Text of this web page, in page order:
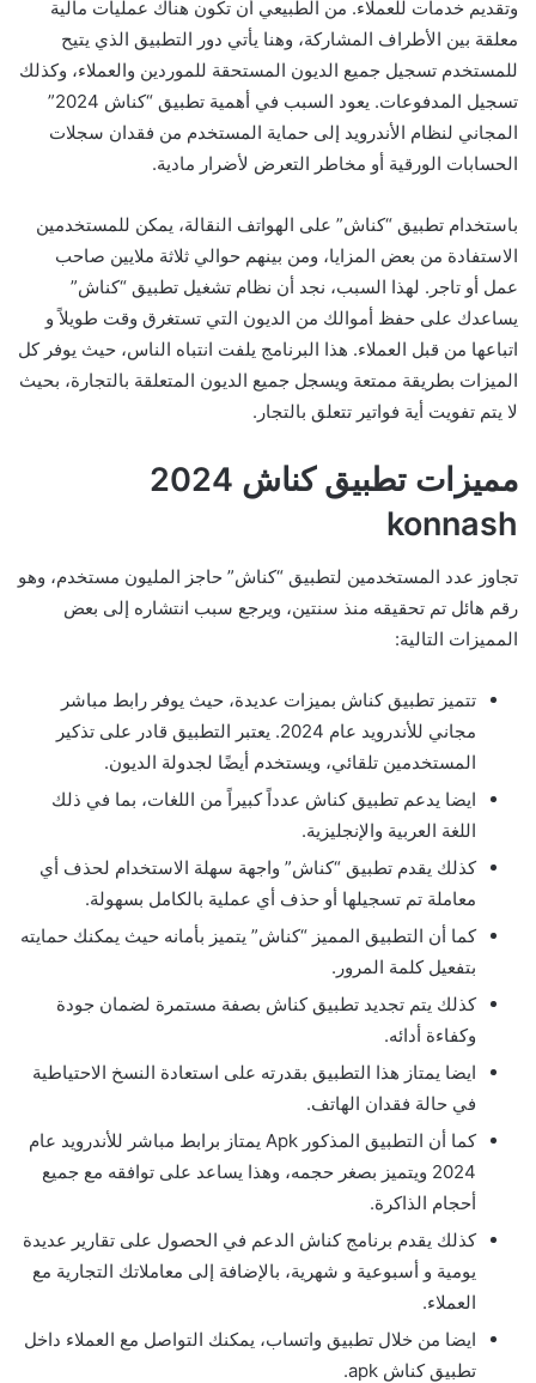
وتقديم خدمات للعملاء. من الطبيعي أن تكون هناك عمليات مالية
معلقة بين الأطراف المشاركة، وهنا يأتي دور التطبيق الذي يتيح
للمستخدم تسجيل جميع الديون المستحقة للموردين والعملاء، وكذلك
تسجيل المدفوعات. يعود السبب في أهمية تطبيق “كناش 2024”
المجاني لنظام الأندرويد إلى حماية المستخدم من فقدان سجلات
الحسابات الورقية أو مخاطر التعرض لأضرار مادية.
باستخدام تطبيق “كناش” على الهواتف النقالة، يمكن للمستخدمين
الاستفادة من بعض المزايا، ومن بينهم حوالي ثلاثة ملايين صاحب
عمل أو تاجر. لهذا السبب، نجد أن نظام تشغيل تطبيق “كناش”
يساعدك على حفظ أموالك من الديون التي تستغرق وقت طويلاً و
اتباعها من قبل العملاء. هذا البرنامج يلفت انتباه الناس، حيث يوفر كل
الميزات بطريقة ممتعة ويسجل جميع الديون المتعلقة بالتجارة، بحيث
لا يتم تفويت أية فواتير تتعلق بالتجار.
مميزات تطبيق كناش 2024
konnash
تجاوز عدد المستخدمين لتطبيق “كناش” حاجز المليون مستخدم، وهو
رقم هائل تم تحقيقه منذ سنتين، ويرجع سبب انتشاره إلى بعض
المميزات التالية:
تتميز تطبيق كناش بميزات عديدة، حيث يوفر رابط مباشر
مجاني للأندرويد عام 2024. يعتبر التطبيق قادر على تذكير
المستخدمين تلقائي، ويستخدم أيضًا لجدولة الديون.
ايضا يدعم تطبيق كناش عدداً كبيراً من اللغات، بما في ذلك
اللغة العربية والإنجليزية.
كذلك يقدم تطبيق “كناش” واجهة سهلة الاستخدام لحذف أي
معاملة تم تسجيلها أو حذف أي عملية بالكامل بسهولة.
كما أن التطبيق المميز “كناش” يتميز بأمانه حيث يمكنك حمايته
بتفعيل كلمة المرور.
كذلك يتم تجديد تطبيق كناش بصفة مستمرة لضمان جودة
وكفاءة أدائه.
ايضا يمتاز هذا التطبيق بقدرته على استعادة النسخ الاحتياطية
في حالة فقدان الهاتف.
كما أن التطبيق المذكور Apk يمتاز برابط مباشر للأندرويد عام
2024 ويتميز بصغر حجمه، وهذا يساعد على توافقه مع جميع
أحجام الذاكرة.
كذلك يقدم برنامج كناش الدعم في الحصول على تقارير عديدة
يومية و أسبوعية و شهرية، بالإضافة إلى معاملاتك التجارية مع
العملاء.
ايضا من خلال تطبيق واتساب، يمكنك التواصل مع العملاء داخل
تطبيق كناش apk.